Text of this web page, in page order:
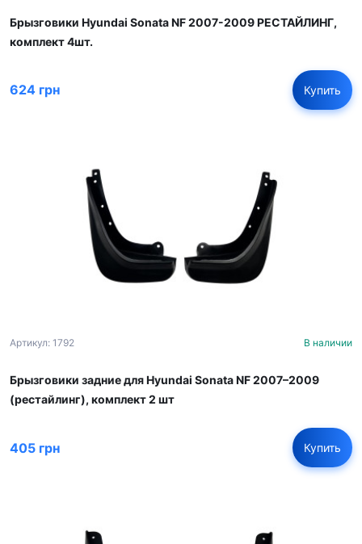
Брызговики Hyundai Sonata NF 2007-2009 РЕСТАЙЛИНГ,
комплект 4шт.
624 грн Купить
Артикул: 1792 В наличии
Брызговики задние для Hyundai Sonata NF 2007–2009
(рестайлинг), комплект 2 шт
405 грн Купить